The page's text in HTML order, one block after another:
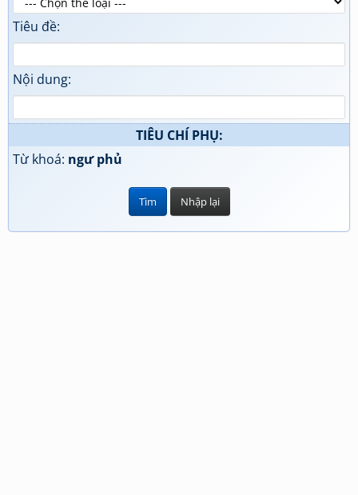
Tiêu đề:
Nội dung:
TIÊU CHÍ PHỤ:
Từ khoá: ngư phủ